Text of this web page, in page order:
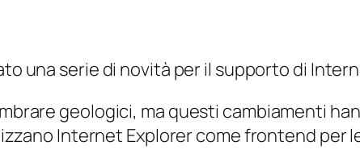
una serie di novità per il supporto di
geologici, ma questi cambiamenti
Internet Explorer come frontend per